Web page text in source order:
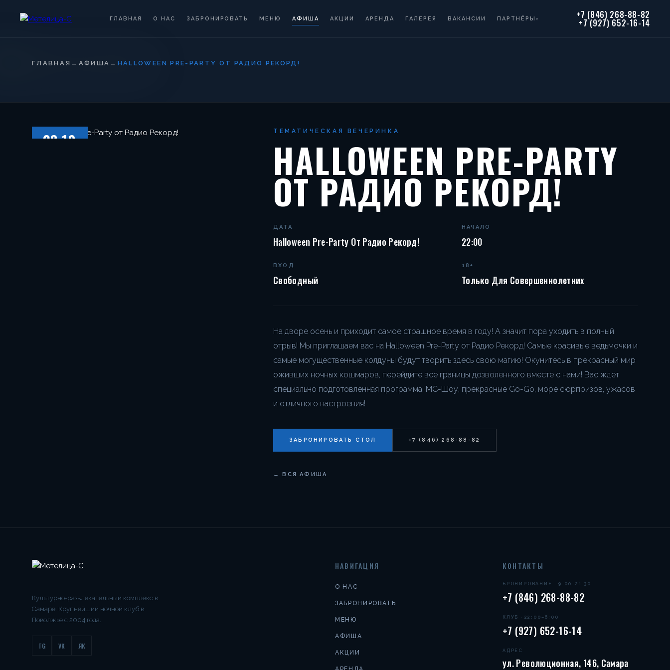
ГЛАВНАЯ О НАС ЗАБРОНИРОВАТЬ МЕНЮ АФИША АКЦИИ АРЕНДА ГАЛЕРЕЯ ВАКАНСИИ ПАРТНЁРЫ ▾ +7 (846) 268-88-82
+7 (927) 652-16-14
ГЛАВНАЯ → АФИША → HALLOWEEN PRE-PARTY ОТ РАДИО РЕКОРД!
28.10 ТЕМАТИЧЕСКАЯ ВЕЧЕРИНКА
HALLOWEEN PRE-PARTY
ОТ РАДИО РЕКОРД!
ДАТА
Halloween Pre-Party От Радио Рекорд!
НАЧАЛО
22:00
ВХОД
Свободный
18+
Только Для Совершеннолетних
На дворе осень и приходит самое страшное время в году! А значит пора уходить в полный
отрыв! Мы приглашаем вас на Halloween Pre-Party от Радио Рекорд! Самые красивые ведьмочки и
самые могущественные колдуны будут творить здесь свою магию! Окунитесь в прекрасный мир
оживших ночных кошмаров, перейдите все границы дозволенного вместе с нами! Вас ждет
специально подготовленная программа: МС-Шоу, прекрасные Go-Go, море сюрпризов, ужасов
и отличного настроения!
ЗАБРОНИРОВАТЬ СТОЛ +7 (846) 268-88-82
← ВСЯ АФИША
Культурно-развлекательный комплекс в
Самаре. Крупнейший ночной клуб в
Поволжье с 2004 года.
TG VK ЯК
НАВИГАЦИЯ
О НАС
ЗАБРОНИРОВАТЬ
МЕНЮ
АФИША
АКЦИИ
КОНТАКТЫ
БРОНИРОВАНИЕ · 9:00–21:30
+7 (846) 268-88-82
КЛУБ · 22:00–6:00
+7 (927) 652-16-14
АДРЕС
ул. Революционная, 146, Самара